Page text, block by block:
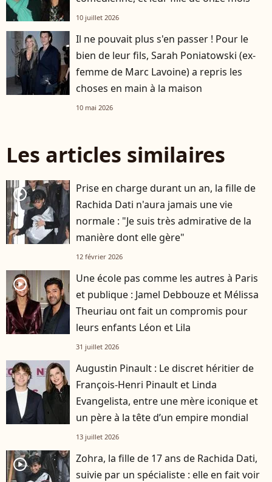
10 juillet 2026
Il ne pouvait plus s'en passer ! Pour le
bien de leur fils, Sarah Poniatowski (ex-
femme de Marc Lavoine) a repris les
choses en main à la maison
10 mai 2026
Les articles similaires
player2
Prise en charge durant un an, la fille de
Rachida Dati n'aura jamais une vie
normale : "Je suis très admirative de la
manière dont elle gère"
12 février 2026
player2
Une école pas comme les autres à Paris
et publique : Jamel Debbouze et Mélissa
Theuriau ont fait un compromis pour
leurs enfants Léon et Lila
31 juillet 2026
Augustin Pinault : Le discret héritier de
François-Henri Pinault et Linda
Evangelista, entre une mère iconique et
un père à la tête d’un empire mondial
13 juillet 2026
player2
Zohra, la fille de 17 ans de Rachida Dati,
suivie par un spécialiste : elle en fait voir